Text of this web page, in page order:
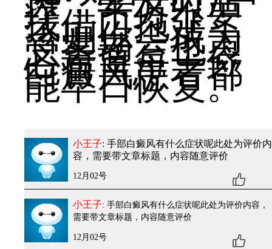
疗，千万不要
找借口拖延，
否则你会成为
受害者。也衷
心希望每一位
白癜风患者都
能早日恢复。
小王子: 手部白癜风有什么症状呢此处为评价内
容，需要带文章标题，内容随意评价
12月02号
小王子: 手部白癜风有什么症状呢此处为评价内容，
需要带文章标题，内容随意评价
12月02号